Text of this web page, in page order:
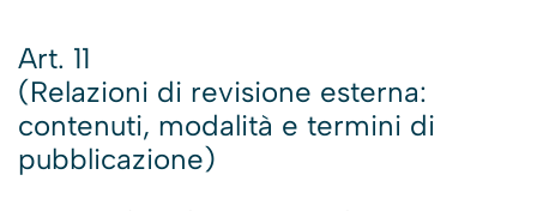
Art. 11
(Relazioni di revisione esterna:
contenuti, modalità e termini di
pubblicazione)